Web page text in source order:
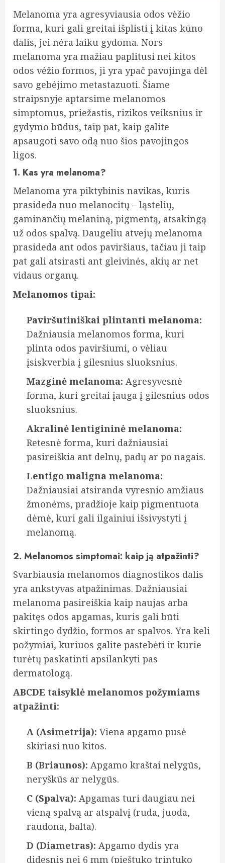
Melanoma yra agresyviausia odos vėžio
forma, kuri gali greitai išplisti į kitas kūno
dalis, jei nėra laiku gydoma. Nors
melanoma yra mažiau paplitusi nei kitos
odos vėžio formos, ji yra ypač pavojinga dėl
savo gebėjimo metastazuoti. Šiame
straipsnyje aptarsime melanomos
simptomus, priežastis, rizikos veiksnius ir
gydymo būdus, taip pat, kaip galite
apsaugoti savo odą nuo šios pavojingos
ligos.
1. Kas yra melanoma?
Melanoma yra piktybinis navikas, kuris
prasideda nuo melanocitų – ląstelių,
gaminančių melaniną, pigmentą, atsakingą
už odos spalvą. Daugeliu atvejų melanoma
prasideda ant odos paviršiaus, tačiau ji taip
pat gali atsirasti ant gleivinės, akių ar net
vidaus organų.
Melanomos tipai:
Paviršutiniškai plintanti melanoma:
Dažniausia melanomos forma, kuri
plinta odos paviršiumi, o vėliau
įsiskverbia į gilesnius sluoksnius.
Mazginė melanoma: Agresyvesnė
forma, kuri greitai įauga į gilesnius odos
sluoksnius.
Akralinė lentigininė melanoma:
Retesnė forma, kuri dažniausiai
pasireiškia ant delnų, padų ar po nagais.
Lentigo maligna melanoma:
Dažniausiai atsiranda vyresnio amžiaus
žmonėms, pradžioje kaip pigmentuota
dėmė, kuri gali ilgainiui išsivystyti į
melanomą.
2. Melanomos simptomai: kaip ją atpažinti?
Svarbiausia melanomos diagnostikos dalis
yra ankstyvas atpažinimas. Dažniausiai
melanoma pasireiškia kaip naujas arba
pakitęs odos apgamas, kuris gali būti
skirtingo dydžio, formos ar spalvos. Yra keli
požymiai, kuriuos galite pastebėti ir kurie
turėtų paskatinti apsilankyti pas
dermatologą.
ABCDE taisyklė melanomos požymiams
atpažinti:
A (Asimetrija): Viena apgamo pusė
skiriasi nuo kitos.
B (Briaunos): Apgamo kraštai nelygūs,
neryškūs ar nelygūs.
C (Spalva): Apgamas turi daugiau nei
vieną spalvą ar atspalvį (ruda, juoda,
raudona, balta).
D (Diametras): Apgamo dydis yra
didesnis nei 6 mm (pieštuko trintuko